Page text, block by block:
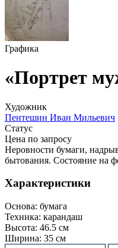
Графика
«Портрет
Художник
Пентешин Иван Мильевич
Статус
Цена по запросу
Неровности бумаги,
бытования. Состояние на
Характеристики
Основа: бумага
Техника: карандаш
Высота: 46.5 см
Ширина: 35 см